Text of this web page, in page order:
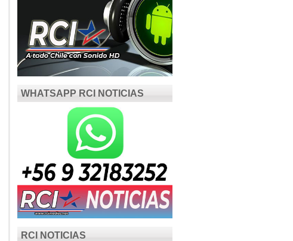
WHATSAPP RCI NOTICIAS
RCI NOTICIAS